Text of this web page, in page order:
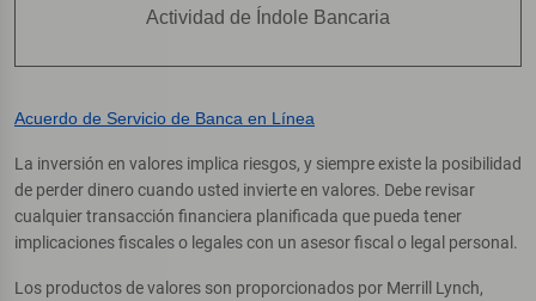
Actividad de Índole Bancaria
Acuerdo de Servicio de Banca en Línea
La inversión en valores implica riesgos, y siempre existe la posibilidad
de perder dinero cuando usted invierte en valores. Debe revisar
cualquier transacción financiera planificada que pueda tener
implicaciones fiscales o legales con un asesor fiscal o legal personal.
Los productos de valores son proporcionados por Merrill Lynch,